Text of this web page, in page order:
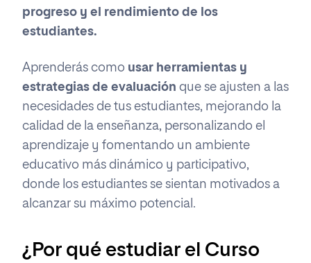
progreso y el rendimiento de los
estudiantes.
Aprenderás como usar herramientas y
estrategias de evaluación que se ajusten a las
necesidades de tus estudiantes, mejorando la
calidad de la enseñanza, personalizando el
aprendizaje y fomentando un ambiente
educativo más dinámico y participativo,
donde los estudiantes se sientan motivados a
alcanzar su máximo potencial.
¿Por qué estudiar el Curso